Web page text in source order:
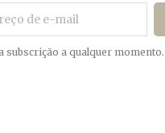
subscrição a qualquer momento.